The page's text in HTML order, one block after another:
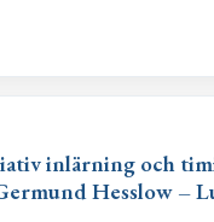
inlärning och
Hesslow –